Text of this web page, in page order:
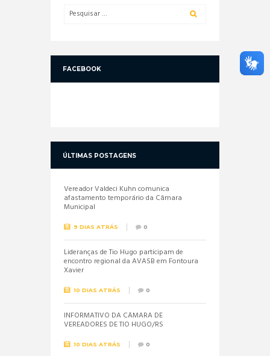
FACEBOOK
ÚLTIMAS POSTAGENS
Vereador Valdeci Kuhn comunica
afastamento temporário da Câmara
Municipal
9 DIAS ATRÁS 0
Lideranças de Tio Hugo participam de
encontro regional da AVASB em Fontoura
Xavier
10 DIAS ATRÁS 0
INFORMATIVO DA CÂMARA DE
VEREADORES DE TIO HUGO/RS
10 DIAS ATRÁS 0